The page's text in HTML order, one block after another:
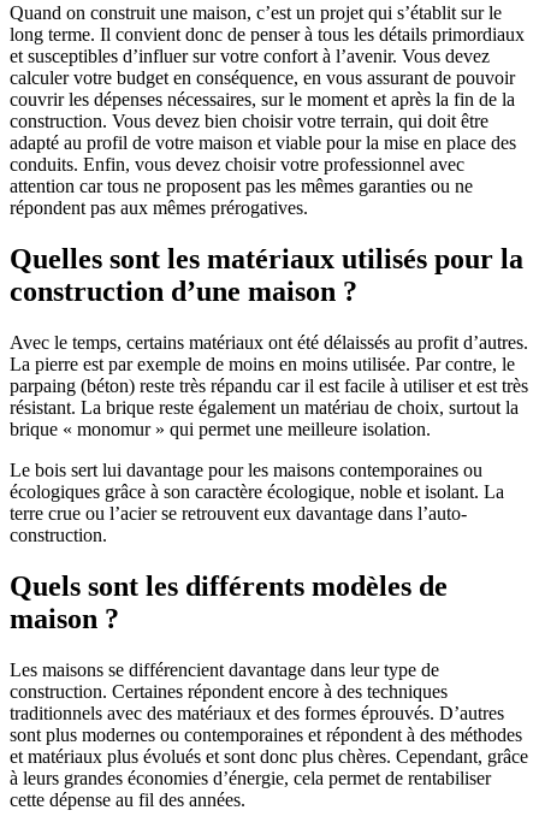
Quand on construit une maison, c’est un projet qui s’établit sur le
long terme. Il convient donc de penser à tous les détails primordiaux
et susceptibles d’influer sur votre confort à l’avenir. Vous devez
calculer votre budget en conséquence, en vous assurant de pouvoir
couvrir les dépenses nécessaires, sur le moment et après la fin de la
construction. Vous devez bien choisir votre terrain, qui doit être
adapté au profil de votre maison et viable pour la mise en place des
conduits. Enfin, vous devez choisir votre professionnel avec
attention car tous ne proposent pas les mêmes garanties ou ne
répondent pas aux mêmes prérogatives.
Quelles sont les matériaux utilisés pour la
construction d’une maison ?
Avec le temps, certains matériaux ont été délaissés au profit d’autres.
La pierre est par exemple de moins en moins utilisée. Par contre, le
parpaing (béton) reste très répandu car il est facile à utiliser et est très
résistant. La brique reste également un matériau de choix, surtout la
brique « monomur » qui permet une meilleure isolation.
Le bois sert lui davantage pour les maisons contemporaines ou
écologiques grâce à son caractère écologique, noble et isolant. La
terre crue ou l’acier se retrouvent eux davantage dans l’auto-
construction.
Quels sont les différents modèles de
maison ?
Les maisons se différencient davantage dans leur type de
construction. Certaines répondent encore à des techniques
traditionnels avec des matériaux et des formes éprouvés. D’autres
sont plus modernes ou contemporaines et répondent à des méthodes
et matériaux plus évolués et sont donc plus chères. Cependant, grâce
à leurs grandes économies d’énergie, cela permet de rentabiliser
cette dépense au fil des années.